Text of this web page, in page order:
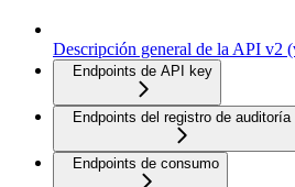
Descripción general de la API v2
Endpoints de API key
Endpoints del registro de auditoría
Endpoints de consumo